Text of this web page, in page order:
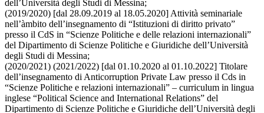
dell’Università degli Studi di Messina;
(2019/2020) [dal 28.09.2019 al 18.05.2020] Attività seminariale
nell’àmbito dell’insegnamento di “Istituzioni di diritto privato”
presso il CdS in “Scienze Politiche e delle relazioni internazionali”
del Dipartimento di Scienze Politiche e Giuridiche dell’Università
degli Studi di Messina;
(2020/2021) (2021/2022) [dal 01.10.2020 al 01.10.2022] Titolare
dell’insegnamento di Anticorruption Private Law presso il Cds in
“Scienze Politiche e relazioni internazionali” – curriculum in lingua
inglese “Political Science and International Relations” del
Dipartimento di Scienze Politiche e Giuridiche dell’Università degli